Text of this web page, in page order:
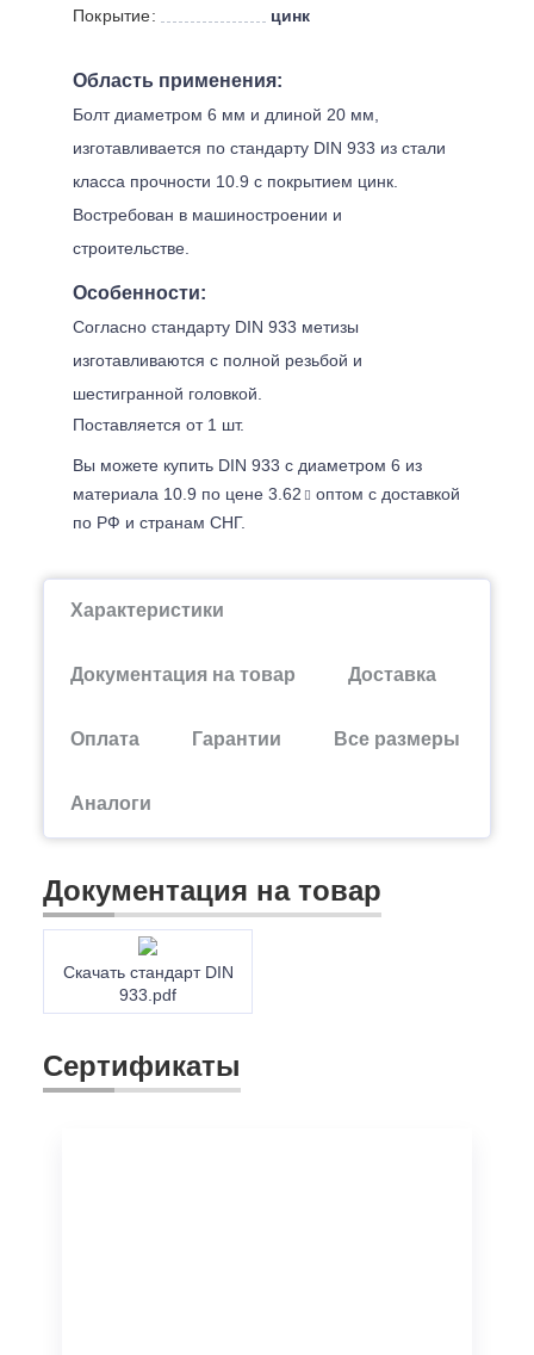
Покрытие: цинк
Область применения:
Болт диаметром 6 мм и длиной 20 мм,
изготавливается по стандарту DIN 933 из стали
класса прочности 10.9 с покрытием цинк.
Востребован в машиностроении и
строительстве.
Особенности:
Согласно стандарту DIN 933 метизы
изготавливаются с полной резьбой и
шестигранной головкой.
Поставляется от 1 шт.
Вы можете купить DIN 933 с диаметром 6 из
материала 10.9 по цене 3.62
оптом с доставкой
по РФ и странам СНГ.
Характеристики
Документация на товар Доставка
Оплата Гарантии Все размеры
Аналоги
Документация на товар
Скачать стандарт DIN
933.pdf
Сертификаты